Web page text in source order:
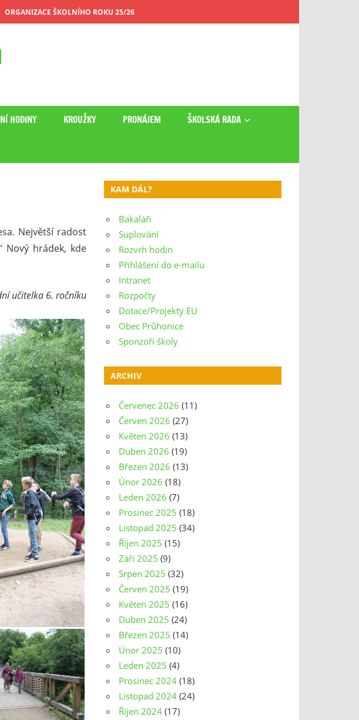
ORGANIZACE ŠKOLNÍHO ROKU 25/26
HODINY KROUŽKY PRONÁJEM ŠKOLSKÁ RADA
Největší radost
Nový hrádek, kde
učitelka 6. ročníku
KAM DÁL?
Bakaláři
Suplování
Rozvrh hodin
Přihlášení do e-mailu
Intranet
Rozpočty
Dotace/Projekty EU
Obec Průhonice
Sponzoři školy
ARCHIV
Červenec 2026 (11)
Červen 2026 (27)
Květen 2026 (13)
Duben 2026 (19)
Březen 2026 (13)
Únor 2026 (18)
Leden 2026 (7)
Prosinec 2025 (18)
Listopad 2025 (34)
Říjen 2025 (15)
Září 2025 (9)
Srpen 2025 (32)
Červen 2025 (19)
Květen 2025 (16)
Duben 2025 (24)
Březen 2025 (14)
Únor 2025 (10)
Leden 2025 (4)
Prosinec 2024 (18)
Listopad 2024 (24)
Říjen 2024 (17)